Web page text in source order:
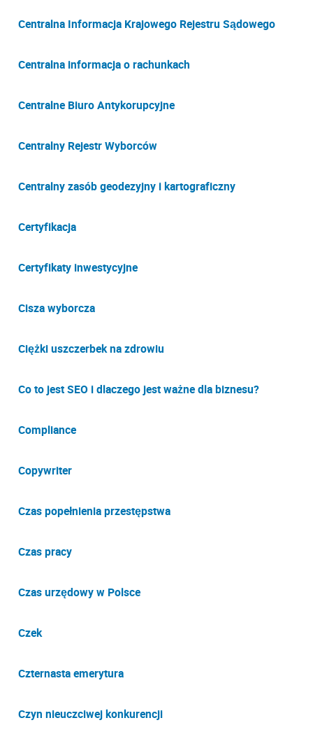
Centralna Informacja Krajowego Rejestru Sądowego
Centralna informacja o rachunkach
Centralne Biuro Antykorupcyjne
Centralny Rejestr Wyborców
Centralny zasób geodezyjny i kartograficzny
Certyfikacja
Certyfikaty inwestycyjne
Cisza wyborcza
Ciężki uszczerbek na zdrowiu
Co to jest SEO i dlaczego jest ważne dla biznesu?
Compliance
Copywriter
Czas popełnienia przestępstwa
Czas pracy
Czas urzędowy w Polsce
Czek
Czternasta emerytura
Czyn nieuczciwej konkurencji